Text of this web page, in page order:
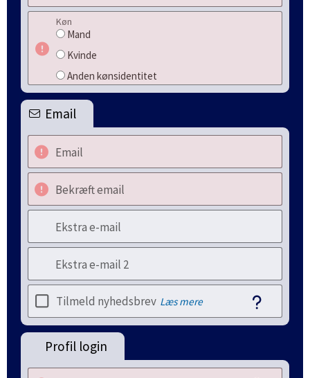
Køn
Mand
Kvinde
Anden kønsidentitet
Email
Email
Bekræft email
Ekstra e-mail
Ekstra e-mail 2
Tilmeld nyhedsbrev Læs mere
Profil login